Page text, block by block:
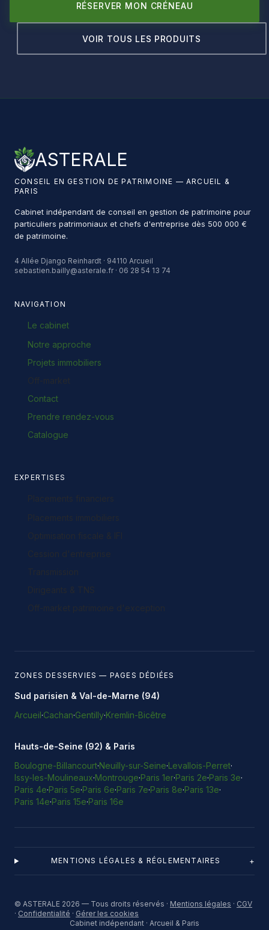
RÉSERVER MON CRÉNEAU
VOIR TOUS LES PRODUITS
ASTERALE
CONSEIL EN GESTION DE PATRIMOINE — ARCUEIL &
PARIS
Cabinet indépendant de conseil en gestion de patrimoine pour
particuliers patrimoniaux et chefs d'entreprise dès 500 000 €
de patrimoine.
4 Allée Django Reinhardt · 94110 Arcueil
sebastien.bailly@asterale.fr · 06 28 54 13 74
NAVIGATION
Le cabinet
Notre approche
Projets immobiliers
Contact
Prendre rendez-vous
Catalogue
EXPERTISES
ZONES DESSERVIES — PAGES DÉDIÉES
Sud parisien & Val-de-Marne (94)
Arcueil·Cachan·Gentilly·Kremlin-Bicêtre
Hauts-de-Seine (92) & Paris
Boulogne-Billancourt·Neuilly-sur-Seine·Levallois-Perret·
Issy-les-Moulineaux·Montrouge·Paris 1er·Paris 2e·Paris 3e·
Paris 4e·Paris 5e·Paris 6e·Paris 7e·Paris 8e·Paris 13e·
Paris 14e·Paris 15e·Paris 16e
MENTIONS LÉGALES & RÉGLEMENTAIRES +
© ASTERALE 2026 — Tous droits réservés · Mentions légales · CGV
· Confidentialité · Gérer les cookies
Cabinet indépendant · Arcueil & Paris